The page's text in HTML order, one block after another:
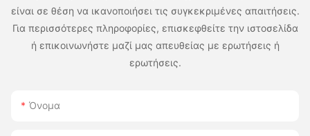
είναι σε θέση να ικανοποιήσει τις συγκεκριμένες απαιτήσεις.
Για περισσότερες πληροφορίες, επισκεφθείτε την ιστοσελίδα
ή επικοινωνήστε μαζί μας απευθείας με ερωτήσεις ή
ερωτήσεις.
Όνομα